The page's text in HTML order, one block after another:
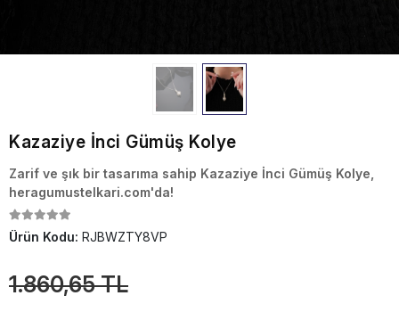
Kazaziye İnci Gümüş Kolye
Zarif ve şık bir tasarıma sahip Kazaziye İnci Gümüş Kolye,
heragumustelkari.com'da!
Ürün Kodu: RJBWZTY8VP
1.860,65 TL